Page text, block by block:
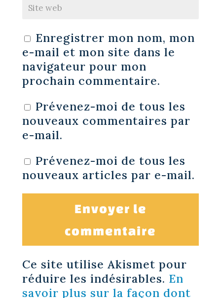
Enregistrer mon nom, mon
e-mail et mon site dans le
navigateur pour mon
prochain commentaire.
Prévenez-moi de tous les
nouveaux commentaires par
e-mail.
Prévenez-moi de tous les
nouveaux articles par e-mail.
Envoyer le
commentaire
Ce site utilise Akismet pour
réduire les indésirables. En
savoir plus sur la façon dont